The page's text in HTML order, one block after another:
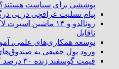
پوششی برای سیاست هستند؟
پیام تسلیت عراقچی در پی
ناقابل
توسعه همکاری‌های علمی،
ورود پول حقیقی به
قیمت